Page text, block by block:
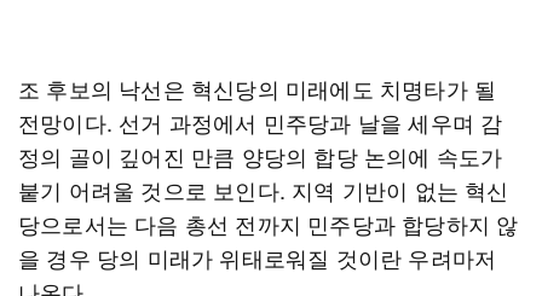
조 후보의 낙선은 혁신당의 미래에도 치명타가 될
전망이다. 선거 과정에서 민주당과 날을 세우며 감
정의 골이 깊어진 만큼 양당의 합당 논의에 속도가
붙기 어려울 것으로 보인다. 지역 기반이 없는 혁신
당으로서는 다음 총선 전까지 민주당과 합당하지 않
을 경우 당의 미래가 위태로워질 것이란 우려마저